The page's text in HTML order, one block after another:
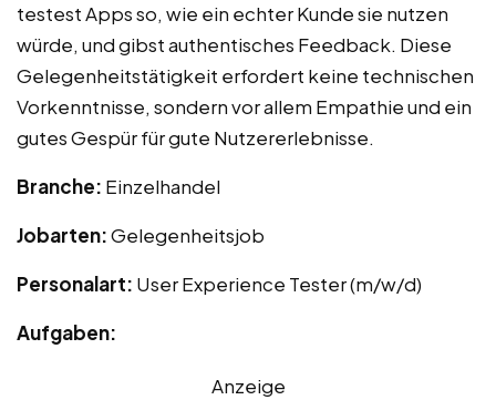
testest Apps so, wie ein echter Kunde sie nutzen
würde, und gibst authentisches Feedback. Diese
Gelegenheitstätigkeit erfordert keine technischen
Vorkenntnisse, sondern vor allem Empathie und ein
gutes Gespür für gute Nutzererlebnisse.
Branche: Einzelhandel
Jobarten:Gelegenheitsjob
Personalart: User Experience Tester (m/w/d)
Aufgaben:
Anzeige